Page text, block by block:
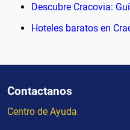
Descubre Cracovia:
Hoteles baratos en
Contactanos
Centro de Ayuda